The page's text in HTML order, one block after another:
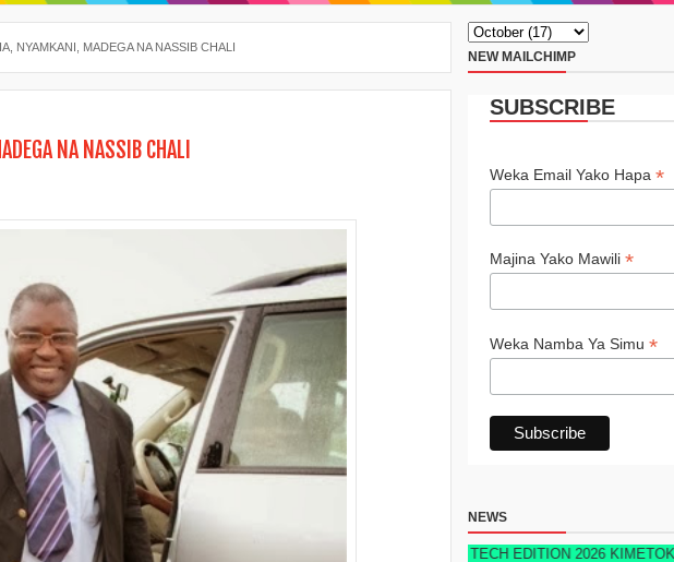
NYAMKANI, MADEGA NA NASSIB CHALI
NA NASSIB CHALI
NEW MAILCHIMP
SUBSCRIBE
Weka Email Yako Hapa *
Majina Yako Mawili *
Weka Namba Ya Simu *
NEWS
MAFANIKIO YA BIASHARA DUKA LA REJAREJA NEW TECH EDITION 2026 KIMETOKA – PATA